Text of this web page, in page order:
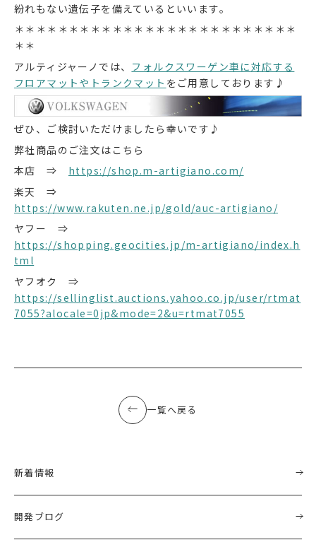
紛れもない遺伝子を備えているといいます。
＊＊＊＊＊＊＊＊＊＊＊＊＊＊＊＊＊＊＊＊＊＊＊＊＊＊
＊＊
アルティジャーノでは、 フォルクスワーゲン車に対応する
フロアマットやトランクマット をご用意しております♪
ぜひ、ご検討いただけましたら幸いです♪
弊社商品のご注文はこちら
本店 ⇒ https://shop.m-artigiano.com/
楽天 ⇒
https://www.rakuten.ne.jp/gold/auc-artigiano/
ヤフー ⇒
https://shopping.geocities.jp/m-artigiano/index.h
tml
ヤフオク ⇒
https://sellinglist.auctions.yahoo.co.jp/user/rtmat
7055?alocale=0jp&mode=2&u=rtmat7055
一覧へ戻る
新着情報
開発ブログ